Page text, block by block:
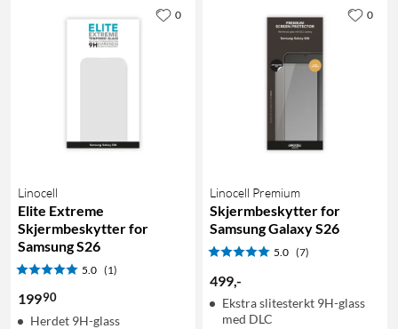
Linocell
Elite Extreme
Skjermbeskytter for
Samsung S26
5.0 (1)
19990
Herdet 9H-glass
0
Linocell Premium
Skjermbeskytter for
Samsung Galaxy S26
5.0 (7)
499,-
Ekstra slitesterkt 9H-glass
med DLC
0